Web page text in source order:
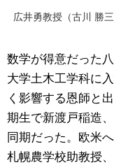
広井勇教授（古川 勝三
数学が得意だった
大学土木工学科に
く影響する恩師と
期生で新渡戸稲造
同期だった。欧米
札幌農学校助教授